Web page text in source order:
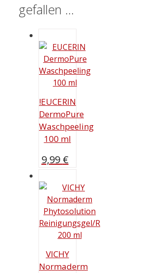
gefallen …
!EUCERIN
DermoPure
Waschpeeling
100 ml
9,99 €
VICHY
Normaderm